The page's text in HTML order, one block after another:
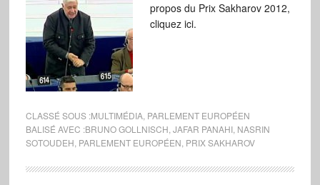
propos du Prix Sakharov 2012,
cliquez ici.
CLASSÉ SOUS :MULTIMÉDIA, PARLEMENT EUROPÉEN
BALISÉ AVEC :BRUNO GOLLNISCH JAFAR PANAHI, NASRIN
SOTOUDEH PARLEMENT EUROPÉEN PRIX SAKHAROV